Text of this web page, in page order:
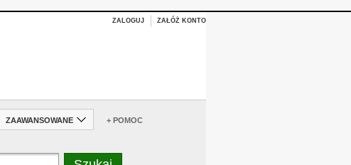
ZALOGUJ ZAŁÓŻ KONTO
ZAAWANSOWANE + POMOC